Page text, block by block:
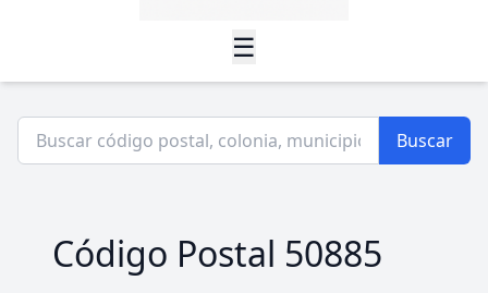
☰
Buscar
Código Postal 50885